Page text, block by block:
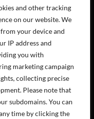
and other tracking
on our website. We
your device and
IP address and
you with
marketing campaign
collecting precise
Please note that
subdomains. You can
time by clicking the
kanalite lingid: